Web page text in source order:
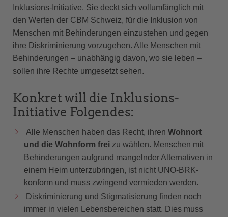
Inklusions-Initiative. Sie deckt sich vollumfänglich mit
den Werten der CBM Schweiz, für die Inklusion von
Menschen mit Behinderungen einzustehen und gegen
ihre Diskriminierung vorzugehen. Alle Menschen mit
Behinderungen – unabhängig davon, wo sie leben –
sollen ihre Rechte umgesetzt sehen.
Konkret will die Inklusions-
Initiative Folgendes:
Alle Menschen haben das Recht, ihren Wohnort
und die Wohnform frei zu wählen. Menschen mit
Behinderungen aufgrund mangelnder Alternativen in
einem Heim unterzubringen, ist nicht UNO-BRK-
konform und muss zwingend vermieden werden.
Diskriminierung und Stigmatisierung finden noch
immer in vielen Lebensbereichen statt. Dies muss